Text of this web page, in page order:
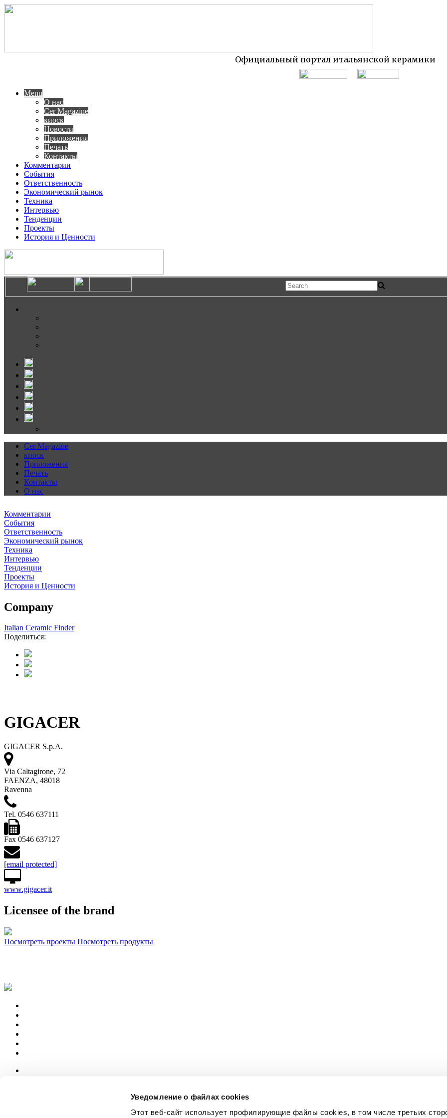
Уведомление о файлах cookies
Этот веб-сайт использует профилирующие файлы cookies, в том числе третьих
Официальный портал итальянской керамики
Menu
О нас
Cer Magazine
киоск
Новости
Приложения
Печать
Контакты
Комментарии
События
Ответственность
Экономический рынок
Техника
Интервью
Тенденции
Проекты
История и Ценности
Cer Magazine
киоск
Приложения
Печать
Контакты
О нас
Комментарии
События
Ответственность
Экономический рынок
Техника
Интервью
Тенденции
Проекты
История и Ценности
Company
Italian Ceramic Finder
Поделиться:
GIGACER
GIGACER S.p.A.
Via Caltagirone, 72
FAENZA, 48018
Ravenna
Tel. 0546 637111
Fax 0546 637127
[email protected]
www.gigacer.it
Licensee of the brand
Посмотреть проекты Посмотреть продукты